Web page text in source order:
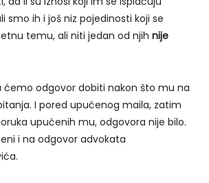
smo ih i još niz pojedinosti koji se
temu, ali niti jedan od njih nije
ćemo odgovor dobiti nakon što mu na
I pored upućenog maila, zatim
upućenih mu, odgovora nije bilo.
i na odgovor advokata